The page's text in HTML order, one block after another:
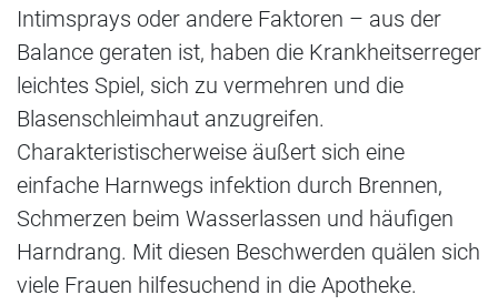
Intimsprays oder andere Faktoren – aus der
Balance geraten ist, haben die Krankheitserreger
leichtes Spiel, sich zu vermehren und die
Blasenschleimhaut anzugreifen.
Charakteristischerweise äußert sich eine
einfache Harnwegs infektion durch Brennen,
Schmerzen beim Wasserlassen und häufigen
Harndrang. Mit diesen Beschwerden quälen sich
viele Frauen hilfesuchend in die Apotheke.